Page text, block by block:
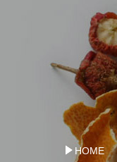
HOME